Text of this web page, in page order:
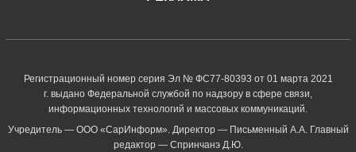
Регистрационный номер серия Эл № ФС77-80393 от 01 марта 2021
г. выдано Федеральной службой по надзору в сфере связи,
информационных технологий и массовых коммуникаций.
Учредитель — ООО «СарИнформ». Директор — Письменный А.А. Главный
редактор — Спринчанэ Д.Ю.